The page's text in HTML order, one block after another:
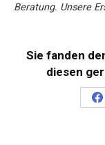
Beratung. Unsere
Sie fanden
diesen